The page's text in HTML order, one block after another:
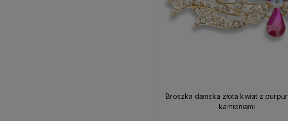
Broszka damska złota kwiat z
kamieniami